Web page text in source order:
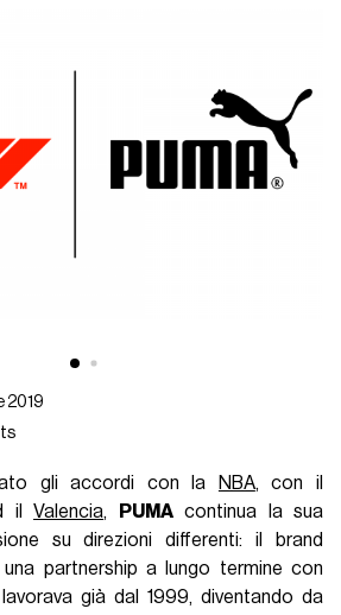
2019
gli accordi con la NBA, con il
ilValencia, PUMAcontinua la sua
su direzioni differenti: il brand
partnership a lungo termine con
già dal 1999, diventando da